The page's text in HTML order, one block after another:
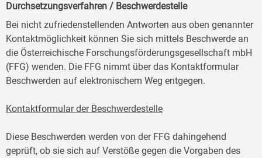
Durchsetzungsverfahren / Beschwerdestelle
Bei nicht zufriedenstellenden Antworten aus oben genannter
Kontaktmöglichkeit können Sie sich mittels Beschwerde an
die Österreichische Forschungsförderungsgesellschaft mbH
(FFG) wenden. Die FFG nimmt über das Kontaktformular
Beschwerden auf elektronischem Weg entgegen.
Kontaktformular der Beschwerdestelle
Diese Beschwerden werden von der FFG dahingehend
geprüft, ob sie sich auf Verstöße gegen die Vorgaben des